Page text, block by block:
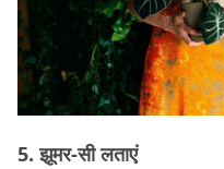
5. झूमर-सी लताएं